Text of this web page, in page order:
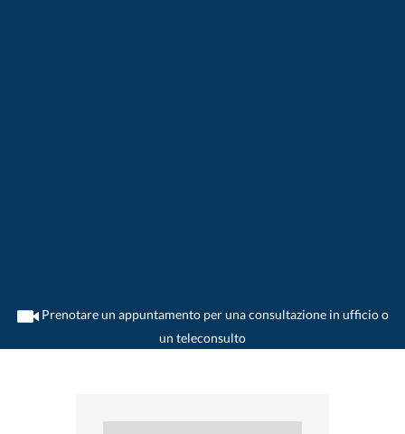
Prenotare un appuntamento per una consultazione in ufficio o
un teleconsulto
>Medico generico>Fraubrunnen>Dr. Hans Marty>Appuntamento con Dr. Hans